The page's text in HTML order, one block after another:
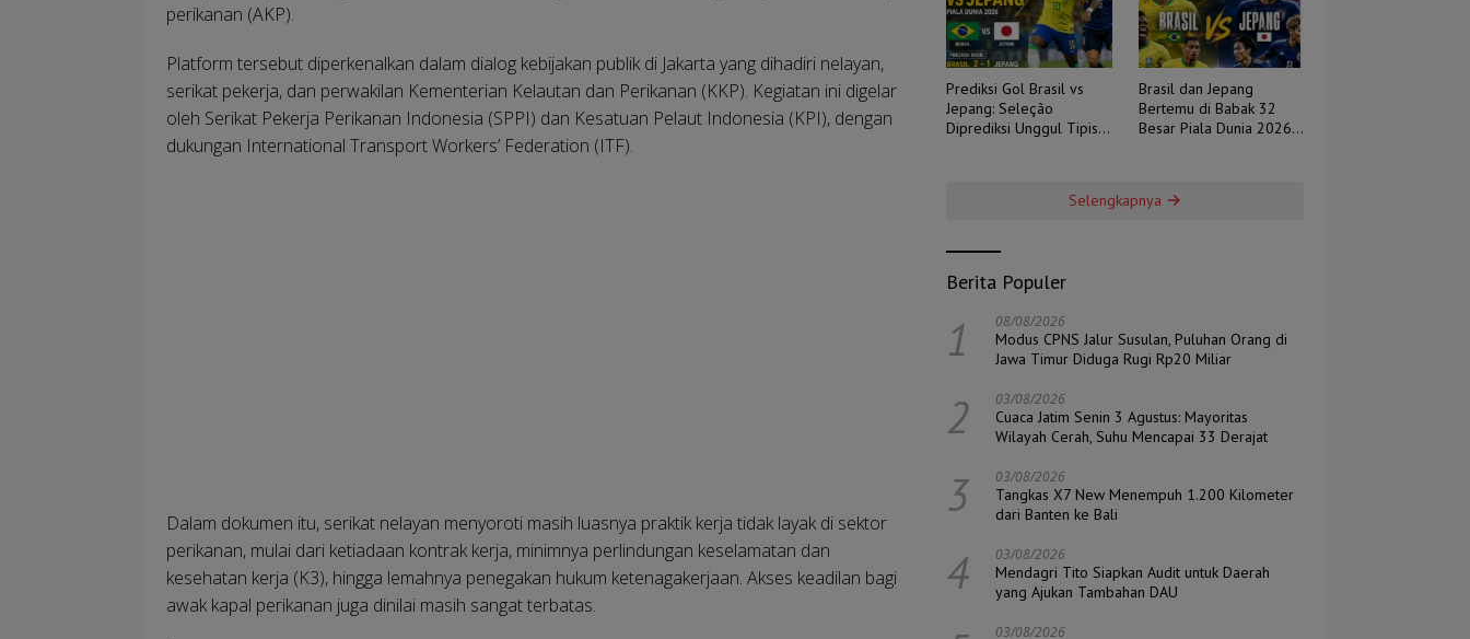
perikanan (AKP).
Platform tersebut diperkenalkan dalam dialog kebijakan publik di Jakarta yang dihadiri nelayan,
serikat pekerja, dan perwakilan Kementerian Kelautan dan Perikanan (KKP). Kegiatan ini digelar
oleh Serikat Pekerja Perikanan Indonesia (SPPI) dan Kesatuan Pelaut Indonesia (KPI), dengan
dukungan International Transport Workers’ Federation (ITF).
Dalam dokumen itu, serikat nelayan menyoroti masih luasnya praktik kerja tidak layak di sektor
perikanan, mulai dari ketiadaan kontrak kerja, minimnya perlindungan keselamatan dan
kesehatan kerja (K3), hingga lemahnya penegakan hukum ketenagakerjaan. Akses keadilan bagi
awak kapal perikanan juga dinilai masih sangat terbatas.
Prediksi Gol Brasil vs
Jepang: Seleção
Diprediksi Unggul Tipis,
Brasil dan Jepang
Bertemu di Babak 32
Besar Piala Dunia 2026,
Selengkapnya
Berita Populer
1 08/08/2026
Modus CPNS Jalur Susulan, Puluhan Orang di
Jawa Timur Diduga Rugi Rp20 Miliar
2 03/08/2026
Cuaca Jatim Senin 3 Agustus: Mayoritas
Wilayah Cerah, Suhu Mencapai 33 Derajat
3 03/08/2026
Tangkas X7 New Menempuh 1.200 Kilometer
dari Banten ke Bali
4 03/08/2026
Mendagri Tito Siapkan Audit untuk Daerah
yang Ajukan Tambahan DAU
03/08/2026